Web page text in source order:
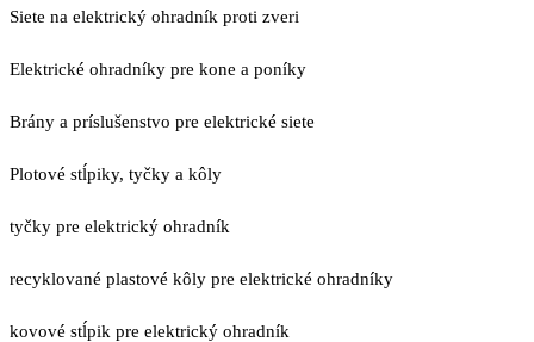
Siete na elektrický ohradník proti zveri
Elektrické ohradníky pre kone a poníky
Brány a príslušenstvo pre elektrické siete
Plotové stĺpiky, tyčky a kôly
tyčky pre elektrický ohradník
recyklované plastové kôly pre elektrické ohradníky
kovové stĺpik pre elektrický ohradník